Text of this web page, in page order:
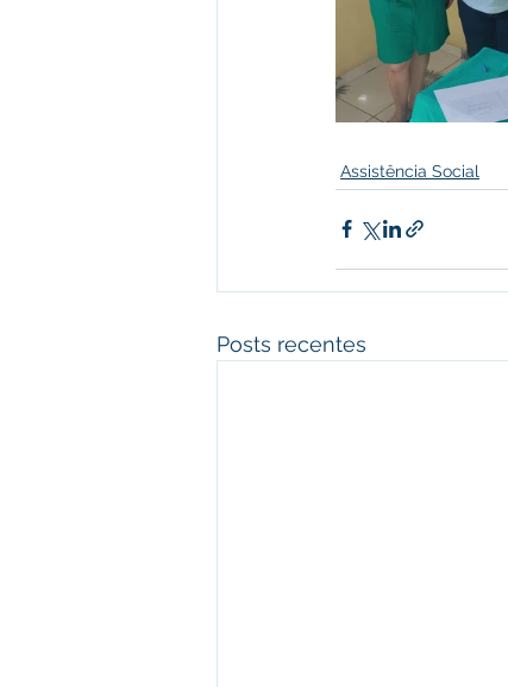
Assistência Social
Posts recentes